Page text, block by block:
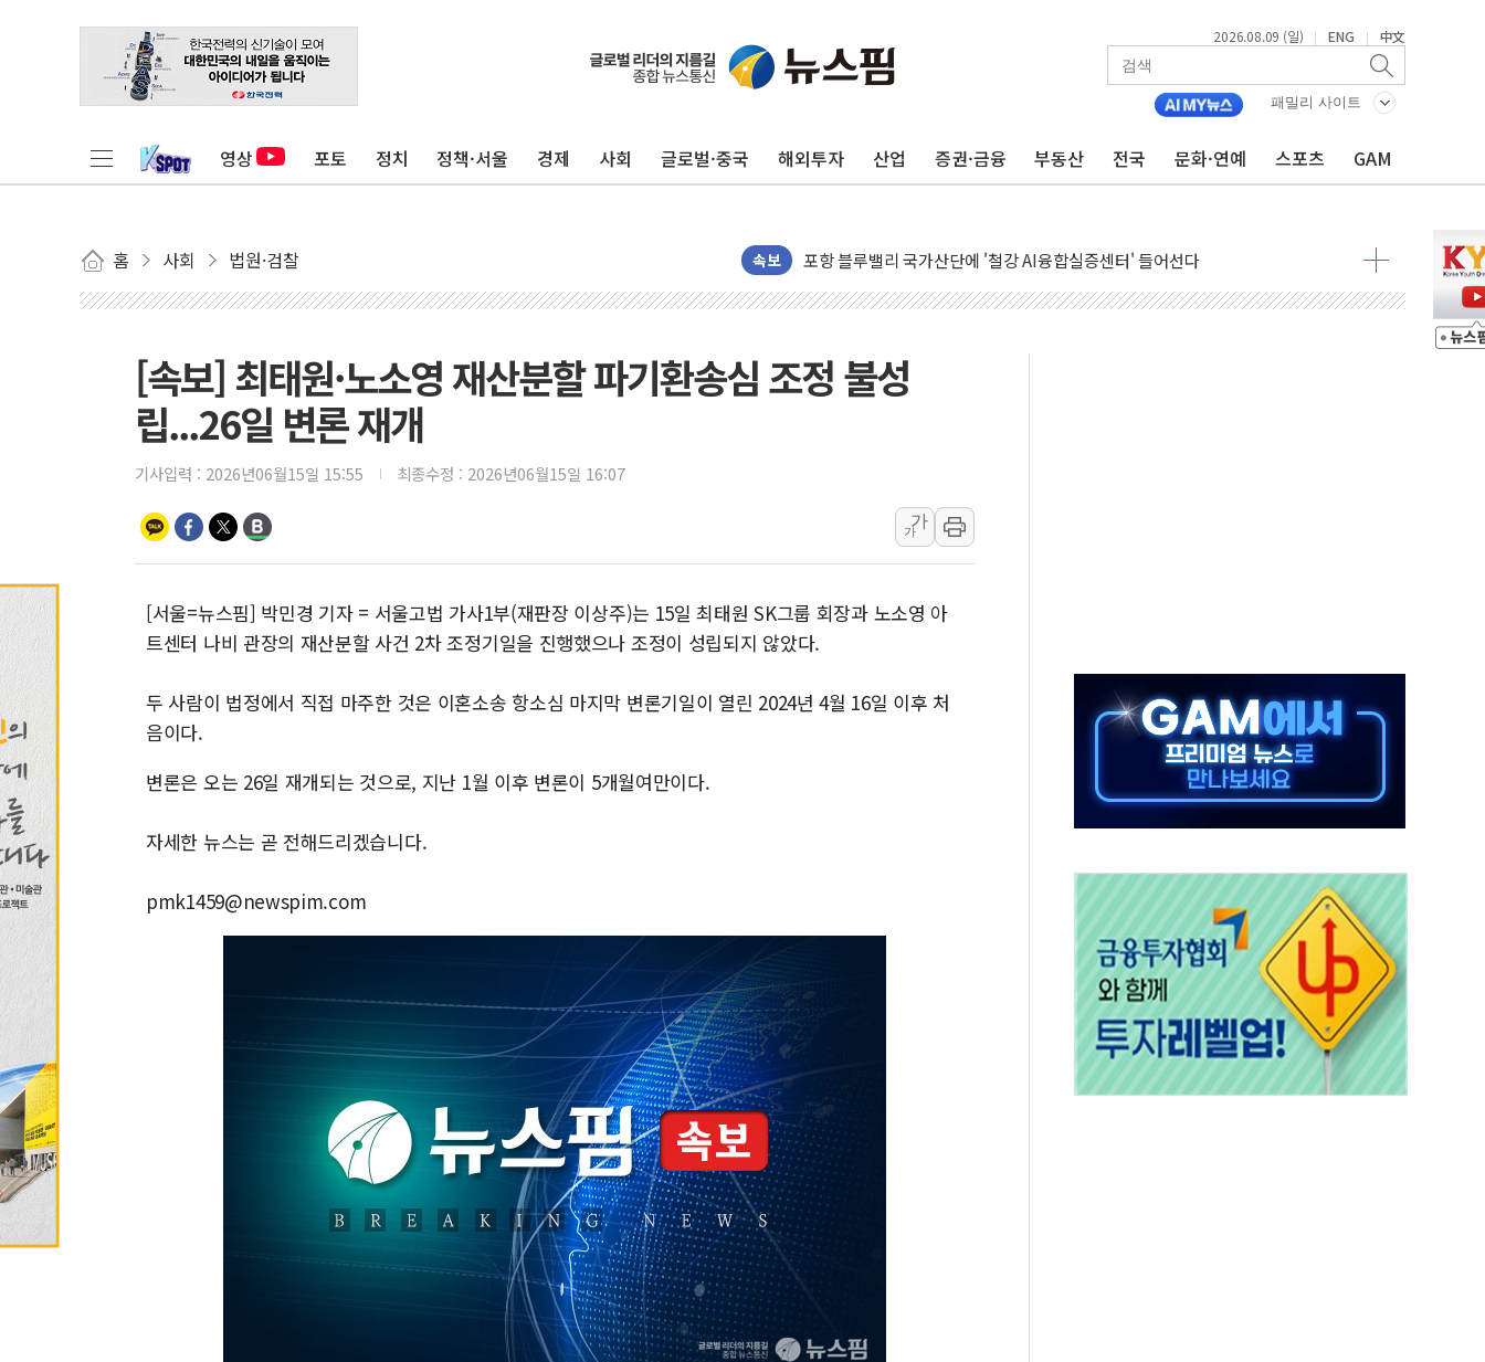
2026.08.09 (일) | ENG | 中文
패밀리 사이트
영상 포토 정치 정책·서울 경제 사회 글로벌·중국 해외투자 산업 증권·금융 부동산 전국 문화·연예 스포츠 GAM
홈 사회 법원·검찰 속보
125mm 폭우 쏟아진 울진...'두천~하당'·'올미골교' 차량 통행 선제 제한
평택 진위면 공장서 질식사고 발생…작업자 1명 숨져
상주 낙동강 선착장 하류서 50대 숨진 채 발견...경찰, 조사 중
[종합] 김민석, 정청래에 누적 1.48%p 차 선두 유지...金 46.01% vs 鄭 44.53%
인천서 말다툼 중 어머니 살해 10대 구속…범행 후 반려견도 죽여
김민석, 강원·대구·경북 경선서 정청래에 승리…金 48.54% vs 鄭 44.40%
[속보] 민주, 강원 경선 결과 발표...김민석 50.30% 정청래 41.94% 송영길 7.76%
정재헌 CEO, SKT 장기고객 400명 맞이…"마음 잇는 시간 되길"
하나금융, 명동 소상공인에 '행복상자' 전달
인천시 광복절 현수막 '태극기 거꾸로' 논란…이틀만에 철거
병무청, 보충역 전면 손질… 예술·체육요원 최대 33% 감축
홈플러스發 대형마트 판매, 역대 최대폭 감소한 9.4%↓…유통업계 양극화 심화
윤준병·이해민 의원, '정부 특사'로 콜롬비아 대통령 취임식 참석
'호우·산사태 주의보' 울진 시간당 30mm 강한 비...호우 피해 없어
[속보] 최태원·노소영 재산분할 파기환송심 조정 불성
립...26일 변론 재개
기사입력 : 2026년06월15일 15:55 최종수정 : 2026년06월15일 16:07
가
가
[서울=뉴스핌] 박민경 기자 = 서울고법 가사1부(재판장 이상주)는 15일 최태원 SK그룹 회장과 노소영 아
트센터 나비 관장의 재산분할 사건 2차 조정기일을 진행했으나 조정이 성립되지 않았다.
두 사람이 법정에서 직접 마주한 것은 이혼소송 항소심 마지막 변론기일이 열린 2024년 4월 16일 이후 처
음이다.
변론은 오는 26일 재개되는 것으로, 지난 1월 이후 변론이 5개월여만이다.
자세한 뉴스는 곧 전해드리겠습니다.
pmk1459@newspim.com